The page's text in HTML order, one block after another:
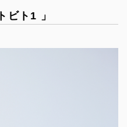
ビト1 」